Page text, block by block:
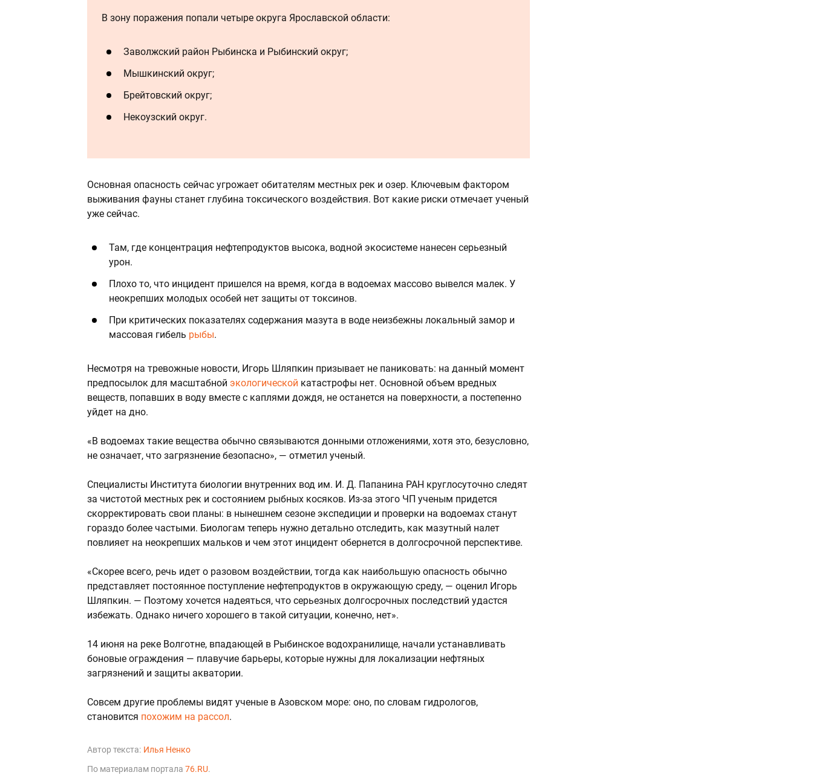
В зону поражения попали четыре округа Ярославской области:
Заволжский район Рыбинска и Рыбинский округ;
Мышкинский округ;
Брейтовский округ;
Некоузский округ.
Основная опасность сейчас угрожает обитателям местных рек и озер. Ключевым фактором
выживания фауны станет глубина токсического воздействия. Вот какие риски отмечает ученый
уже сейчас.
Там, где концентрация нефтепродуктов высока, водной экосистеме нанесен серьезный
урон.
Плохо то, что инцидент пришелся на время, когда в водоемах массово вывелся малек. У
неокрепших молодых особей нет защиты от токсинов.
При критических показателях содержания мазута в воде неизбежны локальный замор и
массовая гибель рыбы.
Несмотря на тревожные новости, Игорь Шляпкин призывает не паниковать: на данный момент
предпосылок для масштабной экологической катастрофы нет. Основной объем вредных
веществ, попавших в воду вместе с каплями дождя, не останется на поверхности, а постепенно
уйдет на дно.
«В водоемах такие вещества обычно связываются донными отложениями, хотя это, безусловно,
не означает, что загрязнение безопасно», — отметил ученый.
Специалисты Института биологии внутренних вод им. И. Д. Папанина РАН круглосуточно следят
за чистотой местных рек и состоянием рыбных косяков. Из-за этого ЧП ученым придется
скорректировать свои планы: в нынешнем сезоне экспедиции и проверки на водоемах станут
гораздо более частыми. Биологам теперь нужно детально отследить, как мазутный налет
повлияет на неокрепших мальков и чем этот инцидент обернется в долгосрочной перспективе.
«Скорее всего, речь идет о разовом воздействии, тогда как наибольшую опасность обычно
представляет постоянное поступление нефтепродуктов в окружающую среду, — оценил Игорь
Шляпкин. — Поэтому хочется надеяться, что серьезных долгосрочных последствий удастся
избежать. Однако ничего хорошего в такой ситуации, конечно, нет».
14 июня на реке Волготне, впадающей в Рыбинское водохранилище, начали устанавливать
боновые ограждения — плавучие барьеры, которые нужны для локализации нефтяных
загрязнений и защиты акватории.
Совсем другие проблемы видят ученые в Азовском море: оно, по словам гидрологов,
становится похожим на рассол.
Автор текста: Илья Ненко
По материалам портала 76.RU.